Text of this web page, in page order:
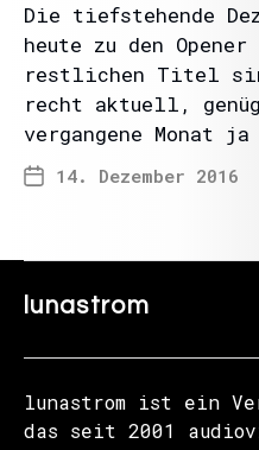
Die tiefstehende
heute zu den
restlichen Titel
recht aktuell,
vergangene Monat
14. Dezember 2016
lunastrom
lunastrom ist ein
das seit 2001